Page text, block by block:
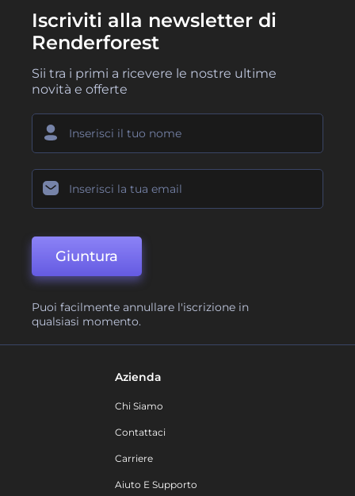
Iscriviti alla newsletter di
Renderforest
Sii tra i primi a ricevere le nostre ultime
novità e offerte
Giuntura
Puoi facilmente annullare l'iscrizione in
qualsiasi momento.
Azienda
Chi Siamo
Contattaci
Carriere
Aiuto E Supporto